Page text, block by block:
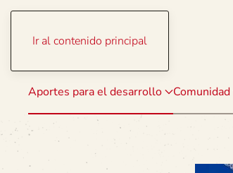
Ir al contenido principal
Aportes para el desarrollo Comunidad